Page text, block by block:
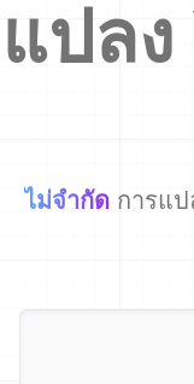
แปลง
ไม่จำกัด การแ